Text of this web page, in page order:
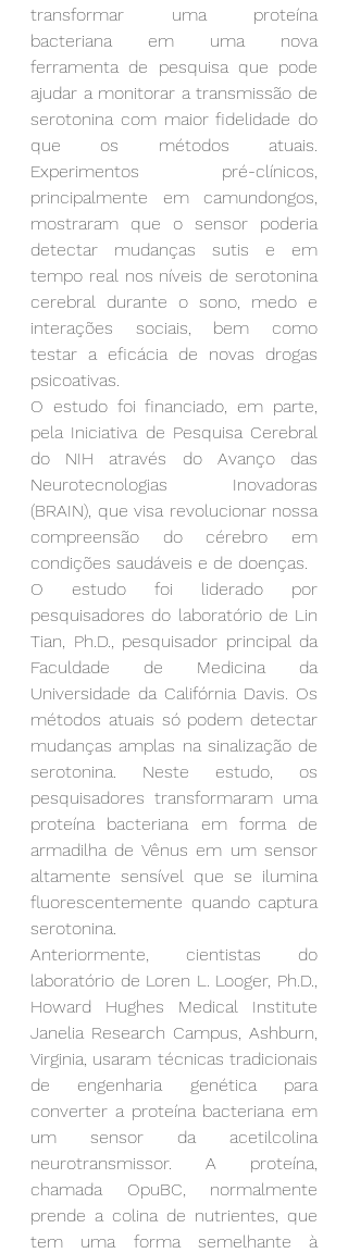
transformar uma proteína
bacteriana em uma nova
ferramenta de pesquisa que pode
ajudar a monitorar a transmissão de
serotonina com maior fidelidade do
que os métodos atuais.
Experimentos pré-clínicos,
principalmente em camundongos,
mostraram que o sensor poderia
detectar mudanças sutis e em
tempo real nos níveis de serotonina
cerebral durante o sono, medo e
interações sociais, bem como
testar a eficácia de novas drogas
psicoativas.
O estudo foi financiado, em parte,
pela Iniciativa de Pesquisa Cerebral
do NIH através do Avanço das
Neurotecnologias Inovadoras
(BRAIN), que visa revolucionar nossa
compreensão do cérebro em
condições saudáveis e de doenças.
O estudo foi liderado por
pesquisadores do laboratório de Lin
Tian, Ph.D., pesquisador principal da
Faculdade de Medicina da
Universidade da Califórnia Davis. Os
métodos atuais só podem detectar
mudanças amplas na sinalização de
serotonina. Neste estudo, os
pesquisadores transformaram uma
proteína bacteriana em forma de
armadilha de Vênus em um sensor
altamente sensível que se ilumina
fluorescentemente quando captura
serotonina.
Anteriormente, cientistas do
laboratório de Loren L. Looger, Ph.D.,
Howard Hughes Medical Institute
Janelia Research Campus, Ashburn,
Virginia, usaram técnicas tradicionais
de engenharia genética para
converter a proteína bacteriana em
um sensor da acetilcolina
neurotransmissor. A proteína,
chamada OpuBC, normalmente
prende a colina de nutrientes, que
tem uma forma semelhante à